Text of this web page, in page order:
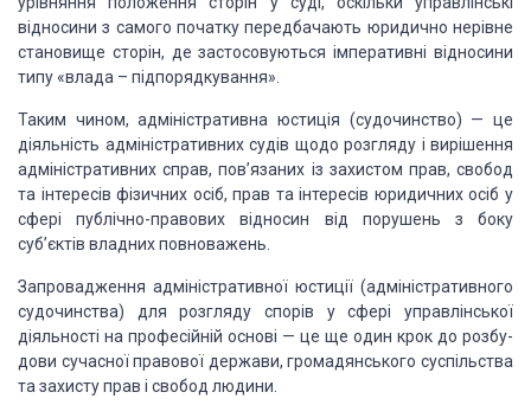
відносини з самого початку передбачають юридично нерівне
становище сторін, де застосовуються імперативні відносини
типу «влада – підпорядкування».
Таким чином,адміністративна юстиція (судочинство) —це
діяльність адміністративних судів щодо розгляду і вирішення
ад­міністративних справ, пов’язаних із захистом прав, свобод
та інтересів фізичних осіб, прав та інтересів юридичних осіб у
сфері публічно-правових відносин від порушень з боку
суб’єктів владних повноважень.
Запровадження адміністративної юстиції (адміністративно­го
судочинства) для розгляду спорів у сфері управлінської
діяльності на професійній основі — це ще один крок до розбу­
дови сучасної правової держави, громадянського суспільства
та захисту прав і свобод людини.